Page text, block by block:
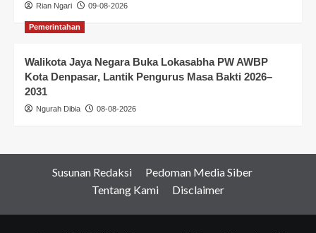
Rian Ngari 09-08-2026
Pemerintahan
Walikota Jaya Negara Buka Lokasabha PW AWBP
Kota Denpasar, Lantik Pengurus Masa Bakti 2026–
2031
Ngurah Dibia 08-08-2026
Susunan Redaksi
Pedoman Media Siber
Tentang Kami
Disclaimer